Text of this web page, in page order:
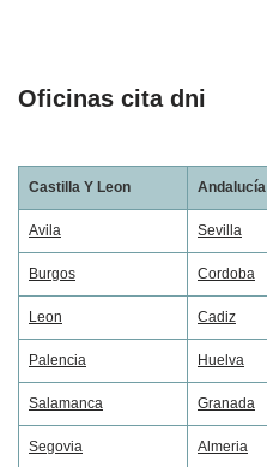
Oficinas cita dni
Castilla Y Leon Andalucía
Avila Sevilla
Burgos Cordoba
Leon Cadiz
Palencia Huelva
Salamanca Granada
Segovia Almeria